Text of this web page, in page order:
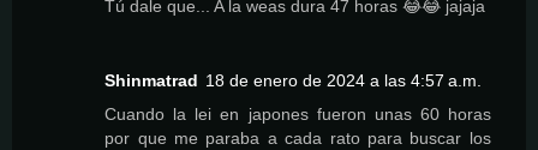
Tú dale que... A la weas dura 47 horas 😂😂 jajaja
Shinmatrad 18 de enero de 2024 a las 4:57 a.m.
Cuando la lei en japones fueron unas 60 horas
por que me paraba a cada rato para buscar los